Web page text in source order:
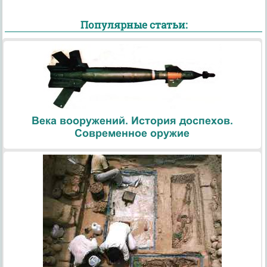
Популярные статьи:
Века вооружений. История доспехов.
Современное оружие